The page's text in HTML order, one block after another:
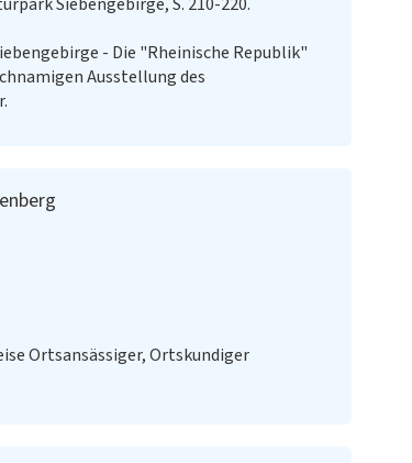
- Die "Rheinische Republik"
Ausstellung des
Ortsansässiger, Ortskundiger